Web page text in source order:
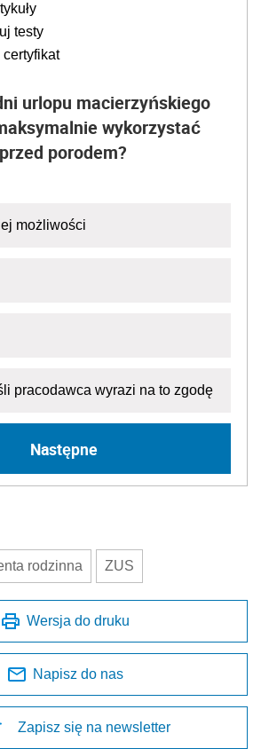
testy
urlopu macierzyńskiego
wykorzystać
porodem?
możliwości
pracodawca wyrazi na to zgodę
Następne
rodzinna ZUS
Wersja do druku
Napisz do nas
Zapisz się na newsletter